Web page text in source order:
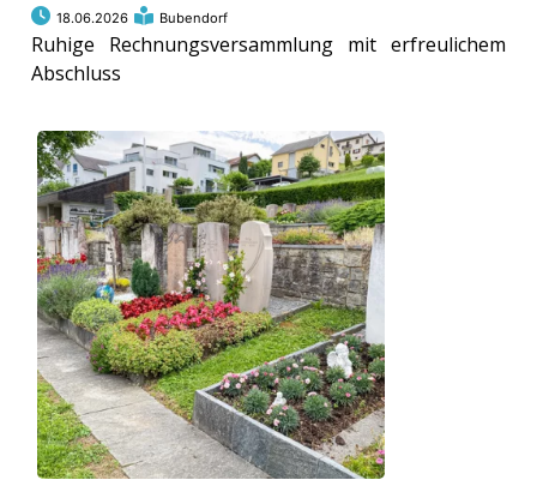
18.06.2026 Bubendorf
Ruhige Rechnungsversammlung mit erfreulichem
Abschluss